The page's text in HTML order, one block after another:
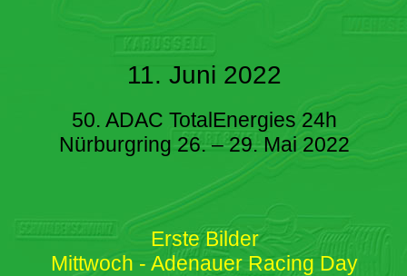
11. Juni 2022
50. ADAC TotalEnergies 24h
Nürburgring 26. – 29. Mai 2022
Erste Bilder
Mittwoch - Adenauer Racing Day